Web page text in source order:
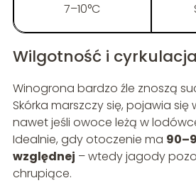
7–10°C
Wilgotność i
Winogrona bardzo źle znoszą
Skórka marszczy się, pojawia się
nawet jeśli owoce leżą w
Idealnie, gdy otoczenie ma
względnej – wtedy jagody
chrupiące.